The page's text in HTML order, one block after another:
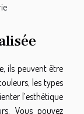
ils peuvent être
les types
l’esthétique
Vous pouvez